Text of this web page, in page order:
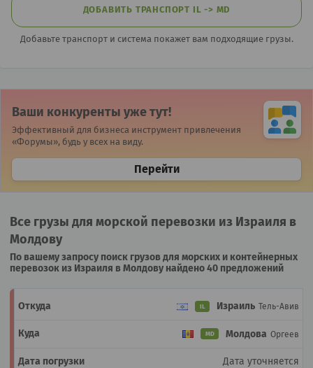
ДОБАВИТЬ ТРАНСПОРТ IL -> MD
Добавьте транспорт и система покажет вам подходящие грузы.
Ваши конкуренты уже тут!
Эффективный для бизнеса инструмент привлечения
«Форумы», будь у всех на виду.
Перейти
Все грузы для морской перевозки из Израиля в
Молдову
По вашему запросу поиск грузов для морских и контейнерных
перевозок из Израиля в Молдову найдено 40 предложений
IL Израиль Тель-Авив
MD Молдова Оргеев
Дата уточняется